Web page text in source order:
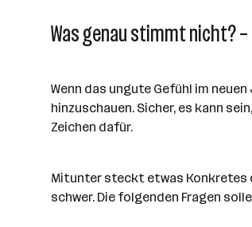
Was genau stimmt nicht?
Wenn das ungute Gefühl im
hinzuschauen. Sicher, es kann
Zeichen dafür.
Mitunter steckt etwas Konkretes
schwer. Die folgenden Fragen